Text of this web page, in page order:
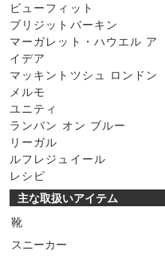
ビューフィット
ブリジットバーキン
マーガレット・ハウエル ア
イデア
マッキントツシュ ロンドン
メルモ
ユニティ
ランバン オン ブルー
リーガル
ルフレジュイール
レシピ
主な取扱いアイテム
靴
スニーカー